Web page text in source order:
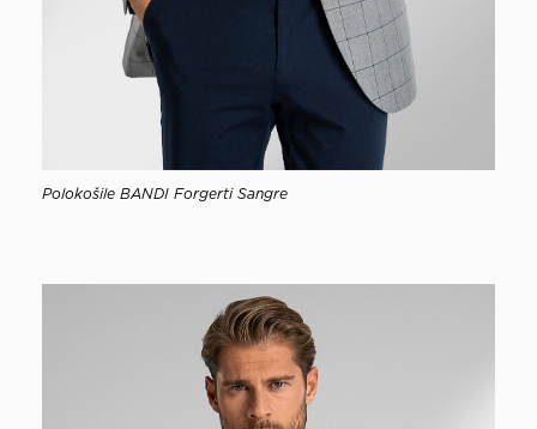
Polokošile BANDI Forgerti Sangre